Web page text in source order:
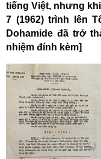
tiếng Việt, nhưng
7 (1962) trình lên
Dohamide đã trở
nhiệm đính kèm]